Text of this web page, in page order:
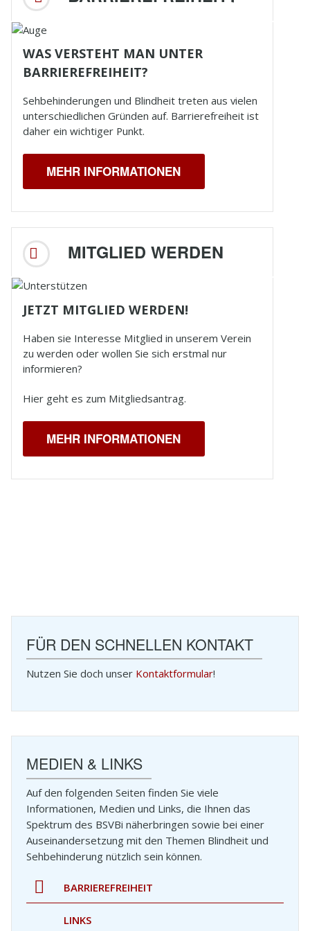
WAS VERSTEHT MAN UNTER
BARRIEREFREIHEIT?
Sehbehinderungen und Blindheittreten aus vielen
unterschiedlichen Gründen auf. Barrierefreiheit ist
daher ein wichtiger Punkt.
MEHR INFORMATIONEN
MITGLIED WERDEN
JETZT MITGLIED WERDEN!
Haben sie Interesse Mitglied in unserem Verein
zu werden oder wollen Sie sich erstmal nur
informieren?
Hier geht es zum Mitgliedsantrag.
MEHR INFORMATIONEN
FÜR DEN SCHNELLEN KONTAKT
Nutzen Sie doch unser Kontaktformular!
MEDIEN & LINKS
Auf den folgenden Seiten finden Sie viele
Informationen, Medien und Links, die Ihnen das
Spektrum des BSVBi näherbringen sowie bei einer
Auseinandersetzung mit den Themen Blindheit und
Sehbehinderung nützlich sein können.
BARRIEREFREIHEIT
LINKS